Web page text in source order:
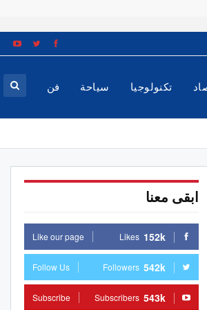
تكنولوجيا سياحة فن
ابقى معنا
152k
Likes
Like our page
542k
Followers
Follow Us
543k
Subscribers
Subscribe